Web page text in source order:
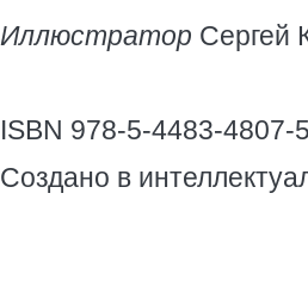
Иллюстратор Сергей
ISBN 978-5-4483-4807-5
Создано в